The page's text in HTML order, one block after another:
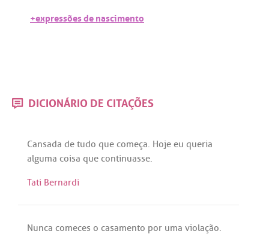
+expressões de nascimento
DICIONÁRIO DE CITAÇÕES
Cansada de tudo que começa. Hoje eu queria
alguma coisa que continuasse.
Tati Bernardi
Nunca comeces o casamento por uma violação.